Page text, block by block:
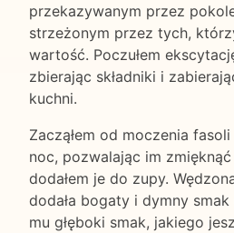
przekazywanym przez
strzeżonym przez tych,
wartość. Poczułem
zbierając składniki i
kuchni.
Zacząłem od moczenia
noc, pozwalając im
dodałem je do zupy.
dodała bogaty i dymny
mu głęboki smak, jakiego